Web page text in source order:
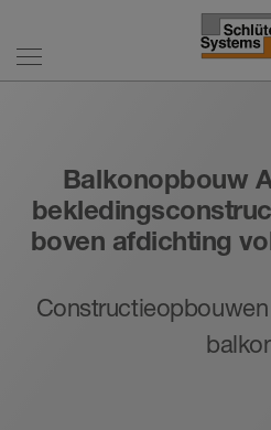
Balkonopbouw
boven afdichting